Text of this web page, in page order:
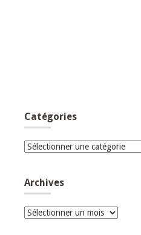
Catégories
Catégories
Archives
Archives